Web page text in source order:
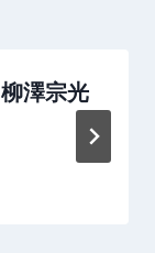
澤宗光